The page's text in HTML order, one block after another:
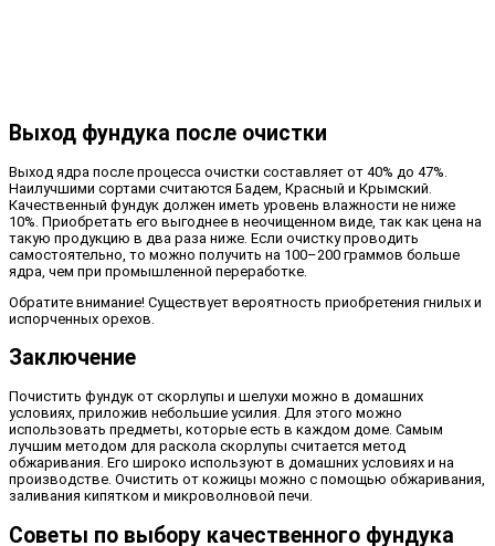
Выход фундука после очистки
Выход ядра после процесса очистки составляет от 40% до 47%.
Наилучшими сортами считаются Бадем, Красный и Крымский.
Качественный фундук должен иметь уровень влажности не ниже
10%. Приобретать его выгоднее в неочищенном виде, так как цена на
такую продукцию в два раза ниже. Если очистку проводить
самостоятельно, то можно получить на 100–200 граммов больше
ядра, чем при промышленной переработке.
Обратите внимание! Существует вероятность приобретения гнилых и
испорченных орехов.
Заключение
Почистить фундук от скорлупы и шелухи можно в домашних
условиях, приложив небольшие усилия. Для этого можно
использовать предметы, которые есть в каждом доме. Самым
лучшим методом для раскола скорлупы считается метод
обжаривания. Его широко используют в домашних условиях и на
производстве. Очистить от кожицы можно с помощью обжаривания,
заливания кипятком и микроволновой печи.
Советы по выбору качественного фундука